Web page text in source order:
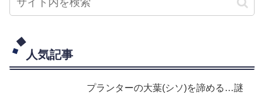
人気記事
プランターの大葉(シソ)を諦める…謎